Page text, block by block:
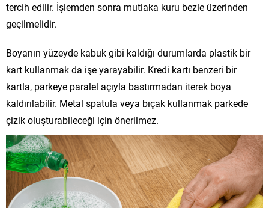
tercih edilir. İşlemden sonra mutlaka kuru bezle üzerinden
geçilmelidir.
Boyanın yüzeyde kabuk gibi kaldığı durumlarda plastik bir
kart kullanmak da işe yarayabilir. Kredi kartı benzeri bir
kartla, parkeye paralel açıyla bastırmadan iterek boya
kaldırılabilir. Metal spatula veya bıçak kullanmak parkede
çizik oluşturabileceği için önerilmez.